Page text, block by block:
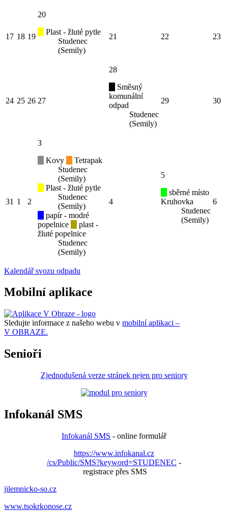
17 18 19
20
Plast - žluté pytle
Studenec
(Semily)
21 22 23
24 25 26 27
28
Směsný
komunální
odpad
Studenec
(Semily)
29 30
31 1 2
3
Kovy
Tetrapak
Studenec
(Semily)
Plast - žluté pytle
Studenec
(Semily)
papír - modré
popelnice
plast -
žluté popelnice
Studenec
(Semily)
4
5
sběrné místo
Kruhovka
Studenec
(Semily)
6
Kalendář svozu odpadu
Mobilní aplikace
Sledujte informace z našeho webu v mobilní aplikaci –
V OBRAZE.
Senioři
Zjednodušená verze stránek nejen pro seniory
Infokanál SMS
Infokanál SMS - online formulář
https://www.infokanal.cz
/cs/Public/SMS?keyword=STUDENEC -
registrace přes SMS
jilemnicko-so.cz
www.tsokrkonose.cz